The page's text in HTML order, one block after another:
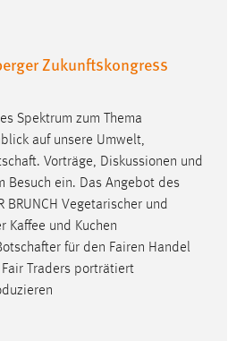
Zukunftskongress
Spektrum zum Thema
auf unsere Umwelt,
. Vorträge, Diskussionen und
Besuch ein. Das Angebot des
BRUNCH Vegetarischer und
Kaffee und Kuchen
für den Fairen Handel
Fair Traders porträtiert